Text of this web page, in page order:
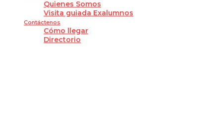
Quienes Somos
Visita guiada Exalumnos
Contáctenos
Cómo llegar
Directorio